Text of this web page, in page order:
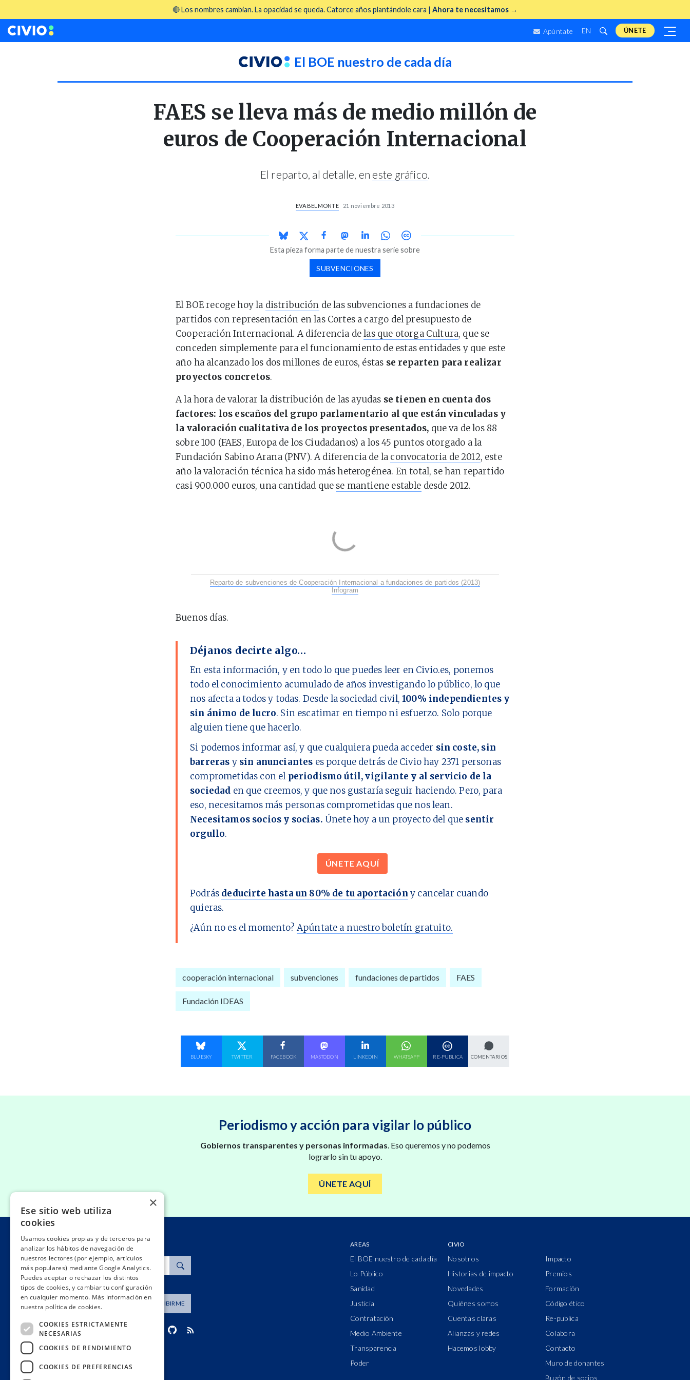
🔴 Los nombres cambian. La opacidad se queda. Catorce años plantándole cara | Ahora te necesitamos →
Apúntate EN ÚNETE
El BOE nuestro de cada día
FAES se lleva más de medio millón de
euros de Cooperación Internacional
El reparto, al detalle, en este gráfico.
EVA BELMONTE 21 noviembre 2013
Esta pieza forma parte de nuestra serie sobre
SUBVENCIONES
El BOE recoge hoy la distribución de las subvenciones a fundaciones de
partidos con representación en las Cortes a cargo del presupuesto de
Cooperación Internacional. A diferencia delas que otorga Cultura, que se
conceden simplemente para el funcionamiento de estas entidades y que este
año ha alcanzado los dos millones de euros, éstas se reparten para realizar
proyectos concretos.
A la hora de valorar la distribución de las ayudas se tienen en cuenta dos
factores: los escaños del grupo parlamentario al que están vinculadas y
la valoración cualitativa de los proyectos presentados, que va de los 88
sobre 100 (FAES, Europa de los Ciudadanos) a los 45 puntos otorgado a la
Fundación Sabino Arana (PNV). A diferencia de la convocatoria de 2012, este
año la valoración técnica ha sido más heterogénea. En total, se han repartido
casi 900.000 euros, una cantidad que se mantiene estable desde 2012.
Reparto de subvenciones de Cooperación Internacional a fundaciones de partidos (2013)
Infogram
Buenos días.
Déjanos decirte algo…
En esta información, y en todo lo que puedes leer en Civio.es, ponemos
todo el conocimiento acumulado de años investigando lo público, lo que
nos afecta a todos y todas. Desde la sociedad civil,100% independientes y
sin ánimo de lucro. Sin escatimar en tiempo ni esfuerzo. Solo porque
alguien tiene que hacerlo.
Si podemos informar así, y que cualquiera pueda acceder sin coste, sin
barreras y sin anunciantes es porque detrás de Civio hay 2371 personas
comprometidas con el periodismo útil, vigilante y al servicio de la
sociedad en que creemos, y que nos gustaría seguir haciendo. Pero, para
eso, necesitamos más personas comprometidas que nos lean.
Necesitamos socios y socias. Únete hoy a un proyecto del que sentir
orgullo.
ÚNETE AQUÍ
Podrás deducirte hasta un 80% de tu aportación y cancelar cuando
quieras.
¿Aún no es el momento? Apúntate a nuestro boletín gratuito.
cooperación internacional subvenciones fundaciones de partidos FAES
Fundación IDEAS
COMPARTE EN
BLUESKY
COMPARTE EN
TWITTER
COMPARTE EN
FACEBOOK
COMPARTE EN
MASTODON
COMPARTE EN
LINKEDIN
COMPARTE EN
WHATSAPP RE-PUBLICA COMENTARIOS
Periodismo y acción para vigilar lo público
Gobiernos transparentes y personas informadas . Eso queremos y no podemos
lograrlo sin tu apoyo.
ÚNETE AQUÍ
Buscar
Dirección de correo SUSCRIBIRME
contacto@civio.es
AREAS
El BOE nuestro de cada día
Lo Público
Sanidad
Justicia
Contratación
Medio Ambiente
Transparencia
Poder
CIVIO
Nosotros
Historias de impacto
Novedades
Quiénes somos
Cuentas claras
Alianzas y redes
Hacemos lobby
Impacto
Premios
Formación
Código ético
Re-publica
Colabora
Contacto
Muro de donantes
Buzón de socios
×
Ese sitio web utiliza
cookies
Usamos cookies propias y de terceros para
analizar los hábitos de navegación de
nuestros lectores (por ejemplo, artículos
más populares) mediante Google Analytics.
Puedes aceptar o rechazar los distintos
tipos de cookies, y cambiar tu configuración
en cualquier momento. Más información en
nuestra política de cookies.
COOKIES ESTRICTAMENTE
NECESARIAS
COOKIES DE RENDIMIENTO
COOKIES DE PREFERENCIAS